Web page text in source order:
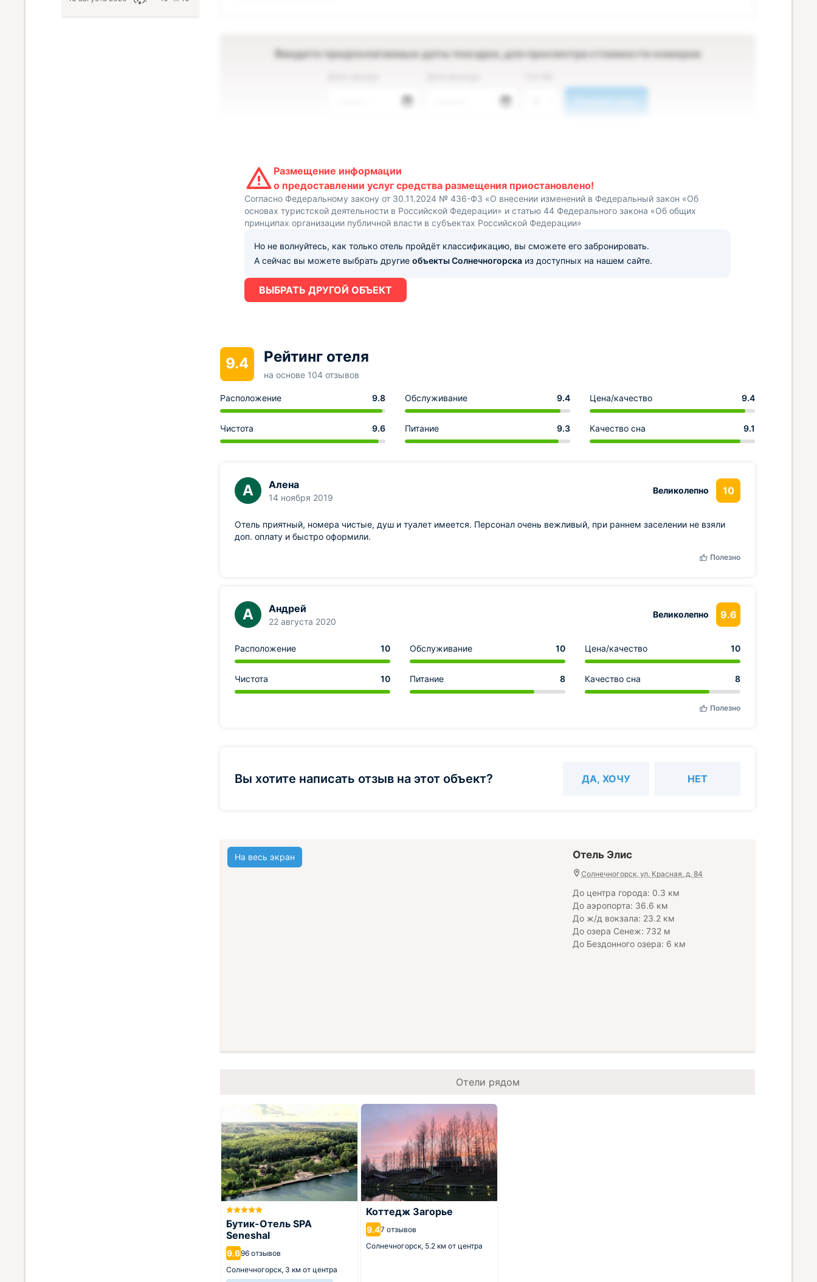
Введите предполагаемые даты поездки, для просмотра стоимости номеров
Размещение информации
о предоставлении услуг средства размещения приостановлено!
Согласно Федеральному закону от 30.11.2024 № 436-ФЗ «О внесении изменений в Федеральный закон «Об
основах туристской деятельности в Российской Федерации» и статью 44 Федерального закона «Об общих
принципах организации публичной власти в субъектах Российской Федерации»
Но не волнуйтесь, как только отель пройдёт классификацию, вы сможете его забронировать.
А сейчас вы можете выбрать другие объекты Солнечногорска из доступных на нашем сайте.
ВЫБРАТЬ ДРУГОЙ ОБЪЕКТ
9.4 Рейтинг отеля
на основе 104 отзывов
Расположение 9.8 Обслуживание 9.4 Цена/качество 9.4
Чистота 9.6 Питание 9.3 Качество сна 9.1
А Алена
14 ноября 2019
Великолепно 10
Отель приятный, номера чистые, душ и туалет имеется. Персонал очень вежливый, при раннем заселении не взяли
доп. оплату и быстро оформили.
Полезно
А Андрей
22 августа 2020
Великолепно 9.6
Расположение 10 Обслуживание 10 Цена/качество 10
Чистота 10 Питание 8 Качество сна 8
Полезно
Вы хотите написать отзыв на этот объект? ДА, ХОЧУ НЕТ
На весь экран Отель Элис
Солнечногорск, ул. Красная, д. 84
До центра города: 0.3 км
До аэропорта: 36.6 км
До ж/д вокзала: 23.2 км
До озера Сенеж: 732 м
До Бездонного озера: 6 км
Отели рядом
Бутик-Отель SPA
Seneshal
9.696 отзывов
Солнечногорск, 3 км от центра
Коттедж Загорье
9.47 отзывов
Солнечногорск, 5.2 км от центра